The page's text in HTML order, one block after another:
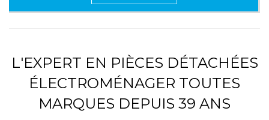
L'EXPERT EN PIÈCES DÉTACHÉES
ÉLECTROMÉNAGER TOUTES
MARQUES DEPUIS 39 ANS